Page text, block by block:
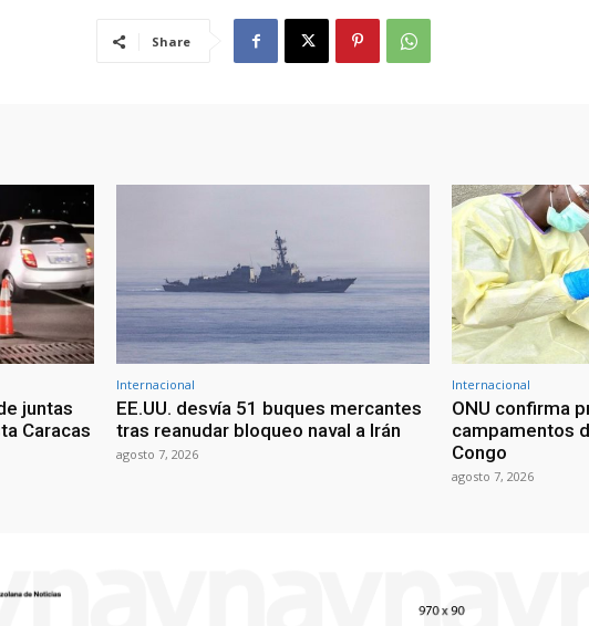
Share
juntas
Caracas
Internacional
EE.UU. desvía 51 buques mercantes
tras reanudar bloqueo naval a Irán
agosto 7, 2026
Internacional
ONU confirma
campamentos
Congo
agosto 7, 2026